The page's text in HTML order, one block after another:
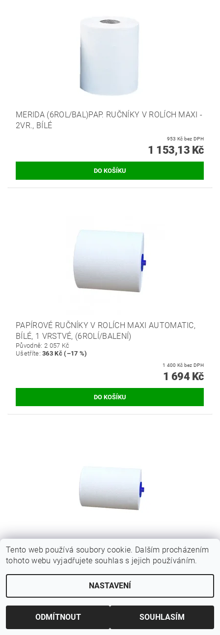
MERIDA (6ROL/BAL)PAP. RUČNÍKY V ROLÍCH MAXI -
2VR., BÍLÉ
953 Kč bez DPH
1 153,13 Kč
PAPÍROVÉ RUČNÍKY V ROLÍCH MAXI AUTOMATIC,
BÍLÉ, 1 VRSTVÉ, (6ROLÍ/BALENÍ)
Původně: 2 057 Kč
Ušetříte:363 Kč (–17 %)
1 400 Kč bez DPH
1 694 Kč
MERIDA PAPÍROVÉ RUČNÍKY V ROLÍCH MINI
AUTOMATIC, 100% CELULOZA, 1 VRSTVÉ,
(6ROLÍ/BALENÍ)
1 597,20 Kč
Tento web používá soubory cookie. Dalším procházením
tohoto webu vyjadřujete souhlas s jejich používáním.
NASTAVENÍ
ODMÍTNOUT SOUHLASÍM